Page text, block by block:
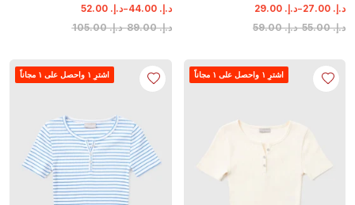
د.إ. 27.00
-د.إ. 29.00
د.إ.‏
55.00
-د.إ.‏
59.00
د.إ. ‏
44.00
-د.إ. ‏
52.00
د.إ.‏
89.00
-د.إ.‏
105.00
اشترِ ١ واحصل على ١ مجاناً اشترِ ١ واحصل على ١ مجاناً